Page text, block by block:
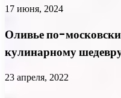
17 июня, 2024
Оливье по-
кулинарному
23 апреля, 2022